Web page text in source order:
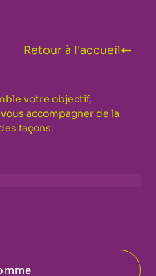
Retour à l'accueil
votre objectif,
accompagner de la
façons.